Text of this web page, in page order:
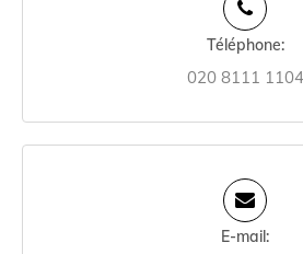
Téléphone:
020 8111 1104
E-mail: